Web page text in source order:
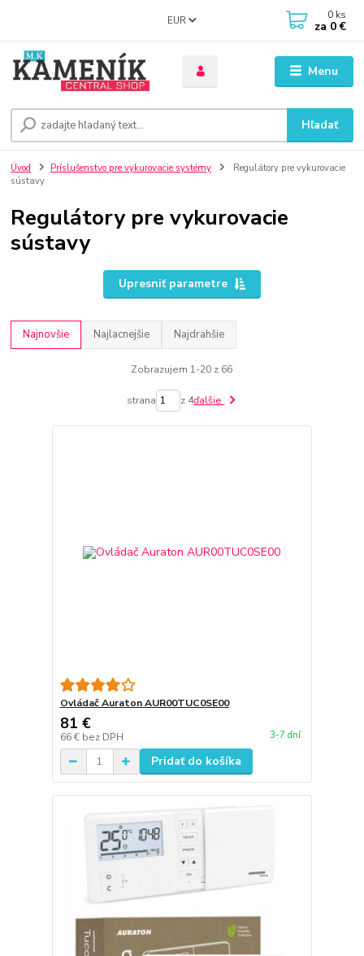
Menu
EUR
Hľadať
0 ks
za 0 €
Úvod Príslušenstvo pre vykurovacie systémy
Regulátory pre vykurovacie
sústavy
Regulátory pre vykurovacie
sústavy
Upresniť parametre
Najnovšie Najlacnejšie Najdrahšie
Zobrazujem 1-20 z 66
strana z 4ďalšie
Ovládač Auraton AUR00TUC0SE00
81 €
66 € bez DPH 3-7 dní
Pridať do košíka